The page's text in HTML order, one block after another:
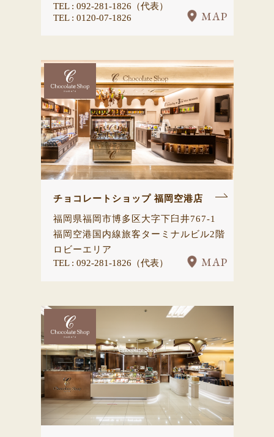
TEL : 092-281-1826（代表）
TEL : 0120-07-1826
MAP
チョコレートショップ 福岡空港店
福岡県福岡市博多区大字下臼井767-1
福岡空港国内線旅客ターミナルビル2階
ロビーエリア
TEL : 092-281-1826（代表）
MAP